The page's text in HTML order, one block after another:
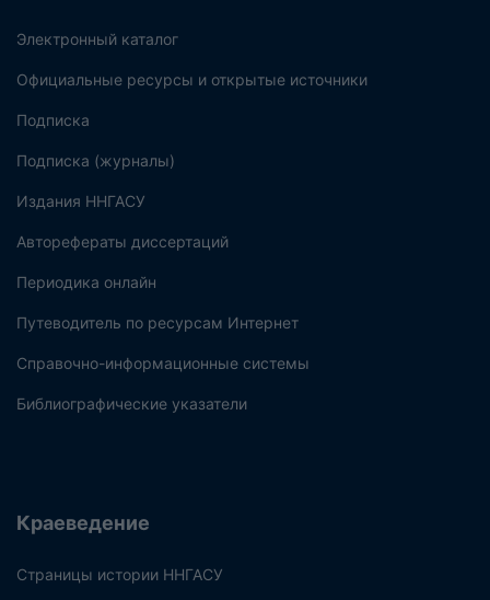
Электронный каталог
Официальные ресурсы и открытые источники
Подписка
Подписка (журналы)
Издания ННГАСУ
Авторефераты диссертаций
Периодика онлайн
Путеводитель по ресурсам Интернет
Справочно-информационные системы
Библиографические указатели
Краеведение
Страницы истории ННГАСУ